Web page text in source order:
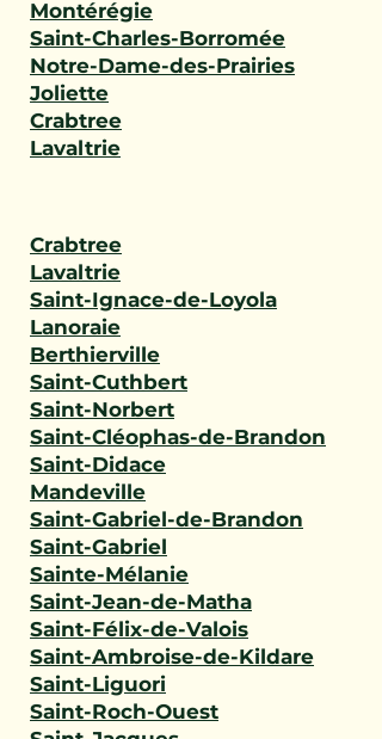
Montérégie
Saint-Charles-Borromée
Notre-Dame-des-Prairies
Joliette
Crabtree
Lavaltrie
Crabtree
Lavaltrie
Saint-Ignace-de-Loyola
Lanoraie
Berthierville
Saint-Cuthbert
Saint-Norbert
Saint-Cléophas-de-Brandon
Saint-Didace
Mandeville
Saint-Gabriel-de-Brandon
Saint-Gabriel
Sainte-Mélanie
Saint-Jean-de-Matha
Saint-Félix-de-Valois
Saint-Ambroise-de-Kildare
Saint-Liguori
Saint-Roch-Ouest